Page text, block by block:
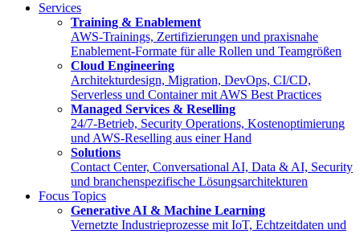
Services
Training & Enablement
AWS-Trainings, Zertifizierungen und praxisnahe
Enablement-Formate für alle Rollen und Teamgrößen
Cloud Engineering
Architekturdesign, Migration, DevOps, CI/CD,
Serverless und Container mit AWS Best Practices
Managed Services & Reselling
24/7-Betrieb, Security Operations, Kostenoptimierung
und AWS-Reselling aus einer Hand
Solutions
Contact Center, Conversational AI, Data & AI, Security
und branchenspezifische Lösungsarchitekturen
Focus Topics
Generative AI & Machine Learning
Vernetzte Industrieprozesse mit IoT, Echtzeitdaten und